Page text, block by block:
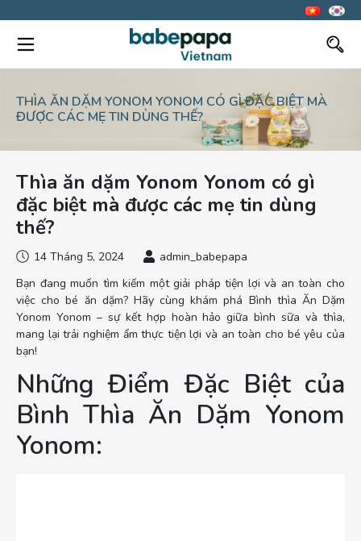
THÌA ĂN DẶM YONOM YONOM CÓ GÌ ĐẶC BIỆT MÀ
ĐƯỢC CÁC MẸ TIN DÙNG THẾ?
Thìa ăn dặm Yonom Yonom có gì
đặc biệt mà được các mẹ tin dùng
thế?
14 Tháng 5, 2024
admin_babepapa
Bạn đang muốn tìm kiếm một giải pháp tiện lợi và an toàn cho
việc cho bé ăn dặm? Hãy cùng khám phá Bình thìa Ăn Dặm
Yonom Yonom – sự kết hợp hoàn hảo giữa bình sữa và thìa,
mang lại trải nghiệm ẩm thực tiện lợi và an toàn cho bé yêu của
bạn!
Những Điểm Đặc Biệt của
Bình Thìa Ăn Dặm Yonom
Yonom: